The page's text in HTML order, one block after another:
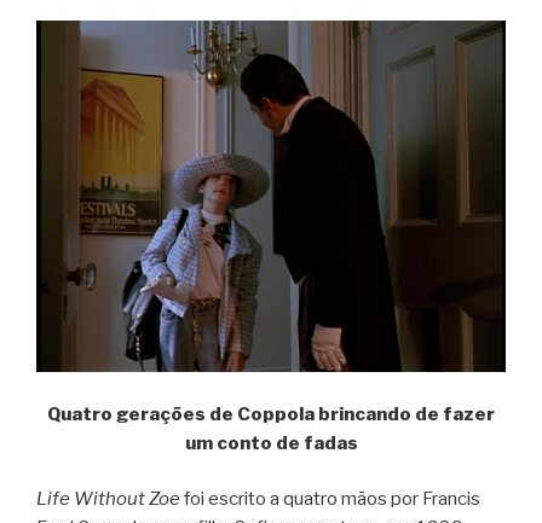
Quatro gerações de Coppola brincando de fazer
um conto de fadas
Life Without Zoe foi escrito a quatro mãos por Francis